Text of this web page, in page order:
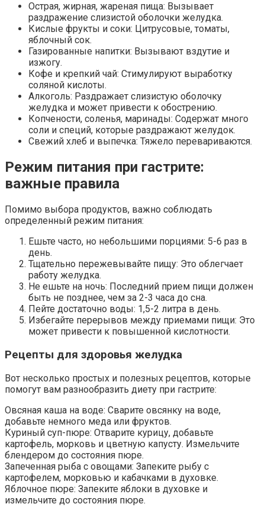
Острая, жирная, жареная пища: Вызывает
раздражение слизистой оболочки желудка.
Кислые фрукты и соки: Цитрусовые, томаты,
яблочный сок.
Газированные напитки: Вызывают вздутие и
изжогу.
Кофе и крепкий чай: Стимулируют выработку
соляной кислоты.
Алкоголь: Раздражает слизистую оболочку
желудка и может привести к обострению.
Копчености, соленья, маринады: Содержат много
соли и специй, которые раздражают желудок.
Свежий хлеб и выпечка: Тяжело перевариваются.
Режим питания при гастрите:
важные правила
Помимо выбора продуктов, важно соблюдать
определенный режим питания:
Ешьте часто, но небольшими порциями: 5-6 раз в
день.
Тщательно пережевывайте пищу: Это облегчает
работу желудка.
Не ешьте на ночь: Последний прием пищи должен
быть не позднее, чем за 2-3 часа до сна.
Пейте достаточно воды: 1,5-2 литра в день.
Избегайте перерывов между приемами пищи: Это
может привести к повышенной кислотности.
Рецепты для здоровья желудка
Вот несколько простых и полезных рецептов, которые
помогут вам разнообразить диету при гастрите:
Овсяная каша на воде: Сварите овсянку на воде,
добавьте немного меда или фруктов.
Куриный суп-пюре: Отварите курицу, добавьте
картофель, морковь и цветную капусту. Измельчите
блендером до состояния пюре.
Запеченная рыба с овощами: Запеките рыбу с
картофелем, морковью и кабачками в духовке.
Яблочное пюре: Запеките яблоки в духовке и
измельчите до состояния пюре.